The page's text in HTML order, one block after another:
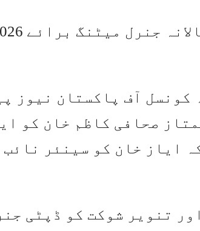
کونسل آف پاکستان نیوز
صحافی کاظم خان کو
ایاز خان کو سینئر نائب
تنویر شوکت کو ڈپٹی